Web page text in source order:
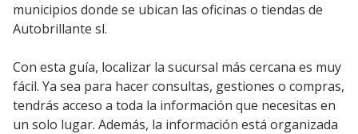
municipios donde se ubican las oficinas o tiendas de
Autobrillante sl.
Con esta guía, localizar la sucursal más cercana es muy
fácil. Ya sea para hacer consultas, gestiones o compras,
tendrás acceso a toda la información que necesitas en
un solo lugar. Además, la información está organizada